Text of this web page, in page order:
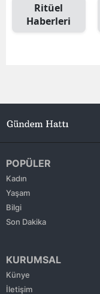
Ritüel
Haberleri
POPÜLER
Kadın
Yaşam
Bilgi
Son Dakika
KURUMSAL
Künye
İletişim